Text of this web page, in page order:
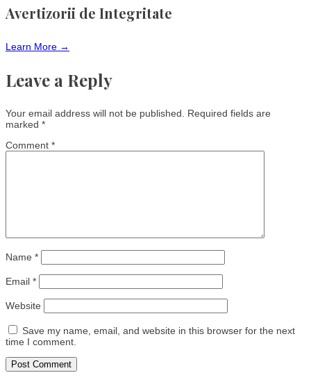
Avertizorii de Integritate
Learn More →
Leave a Reply
Your email address will not be published.
Required fields are
marked *
Comment *
Name *
Email *
Website
Save my name, email, and website in this browser for the next
time I comment.